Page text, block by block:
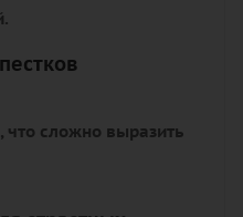
что сложно выразить